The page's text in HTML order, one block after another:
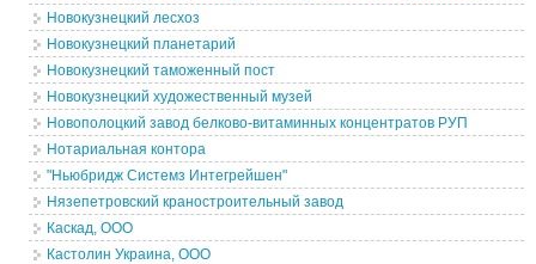
Новокузнецкий лесхоз
Новокузнецкий планетарий
Новокузнецкий таможенный пост
Новокузнецкий художественный музей
Новополоцкий завод белково-витаминных концентратов РУП
Нотариальная контора
"Ньюбридж Системз Интегрейшен"
Нязепетровский краностроительный завод
Каскад, ООО
Кастолин Украина, ООО